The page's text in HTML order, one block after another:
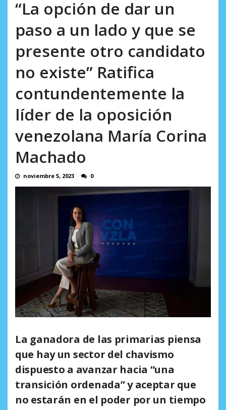
“La opción de dar un
paso a un lado y que se
presente otro candidato
no existe” Ratifica
contundentemente la
líder de la oposición
venezolana María Corina
Machado
noviembre 5, 2023 0
La ganadora de las primarias piensa
que hay un sector del chavismo
dispuesto a avanzar hacia “una
transición ordenada” y aceptar que
no estarán en el poder por un tiempo